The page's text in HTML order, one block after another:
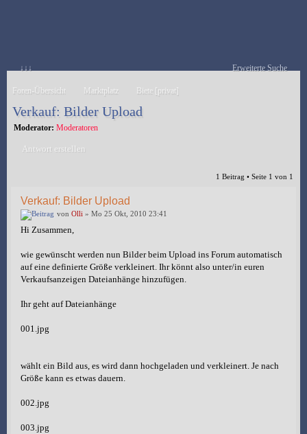
↓↓↓ Erweiterte Suche
Foren-Übersicht Marktplatz Biete [privat]
Verkauf: Bilder Upload
Moderator: Moderatoren
Antwort erstellen
1 Beitrag • Seite 1 von 1
Verkauf: Bilder Upload
von Olli » Mo 25 Okt, 2010 23:41
Hi Zusammen,
wie gewünscht werden nun Bilder beim Upload ins Forum automatisch
auf eine definierte Größe verkleinert. Ihr könnt also unter/in euren
Verkaufsanzeigen Dateianhänge hinzufügen.
Ihr geht auf Dateianhänge
001.jpg
wählt ein Bild aus, es wird dann hochgeladen und verkleinert. Je nach
Größe kann es etwas dauern.
002.jpg
003.jpg